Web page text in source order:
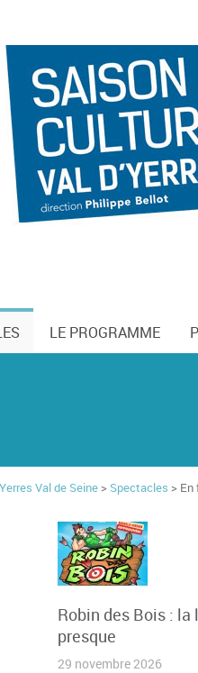
LE PROGRAMME
Val de Seine > Spectacles > En
Robin des Bois : la
presque
29 novembre 2026